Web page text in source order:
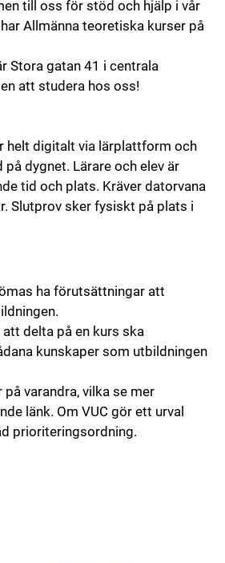
till oss för stöd och hjälp i vår
Allmänna teoretiska kurser på
Stora gatan 41 i centrala
att studera hos oss!
helt digitalt via lärplattform och
dygnet. Lärare och elev är
tid och plats. Kräver datorvana
Slutprov sker fysiskt på plats i
ha förutsättningar att
delta på en kurs ska
kunskaper som utbildningen
varandra, vilka se mer
länk. Om VUC gör ett urval
prioriteringsordning.